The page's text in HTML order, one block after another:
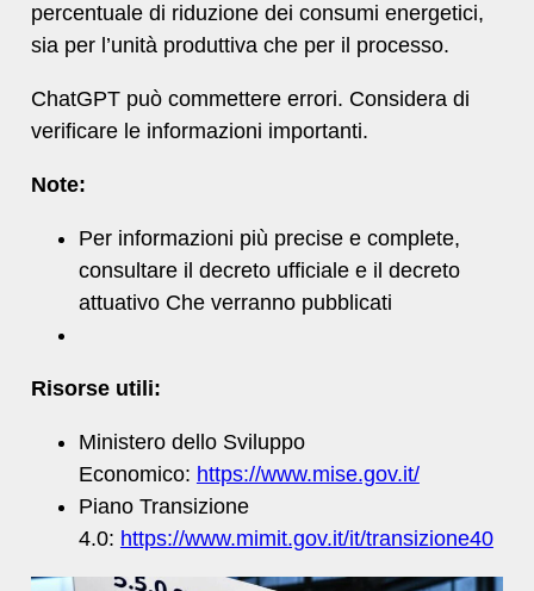
percentuale di riduzione dei consumi energetici,
sia per l’unità produttiva che per il processo. ​​
ChatGPT può commettere errori. Considera di
verificare le informazioni importanti.
Note:
Per informazioni più precise e complete,
consultare il decreto ufficiale e il decreto
attuativo Che verranno pubblicati
Risorse utili:
Ministero dello Sviluppo
Economico: https://www.mise.gov.it/
Piano Transizione
4.0: https://www.mimit.gov.it/it/transizione40